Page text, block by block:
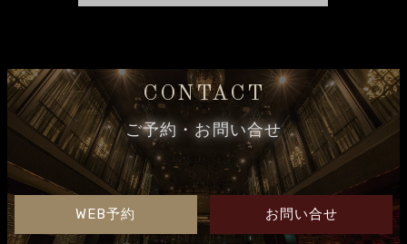
CONTACT
ご予約・お問い合せ
WEB予約 お問い合せ